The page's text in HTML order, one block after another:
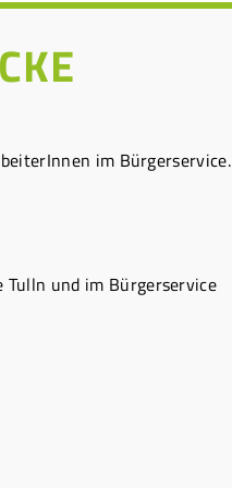
im Bürgerservice.
Tulln und im Bürgerservice